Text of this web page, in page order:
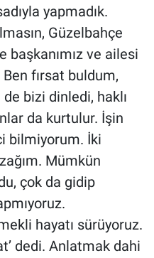
yapmadık.
Güzelbahçe
başkanımız ve ailesi
fırsat buldum,
bizi dinledi, haklı
da kurtulur. İşin
bilmiyorum. İki
Mümkün
çok da gidip
hayatı sürüyoruz.
dedi. Anlatmak dahi